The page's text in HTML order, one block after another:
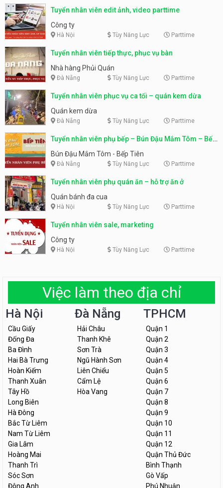
Tuyển nhân viên edit ảnh, video parttime
Công ty
Hà Nội Tùy Năng Lực Parttime
Tuyển nhân viên tiếp thực, phục vụ bàn
Nhà hàng Phủi Quán
Đà Nẵng Tùy Năng Lực Parttime
Tuyển nhân viên phục vụ ca tối – quán kem dừa
Quán kem dừa
Đà Nẵng Tùy Năng Lực Parttime
Tuyển nhân viên phụ bếp – Bún Đậu Mắm Tôm – Bếp
Tiên
Bún Đậu Mắm Tôm - Bếp Tiên
Đà Nẵng Tùy Năng Lực Parttime
Tuyển nhân viên phụ quán ăn – hỗ trợ ăn ở
Quán bánh đa cua
Hà Nội Tùy Năng Lực Parttime
Tuyển nhân viên sale, marketing
Công ty
Hà Nội Tùy Năng Lực Parttime
Việc làm theo địa chỉ
Hà Nội
Cầu Giấy
Đống Đa
Ba Đình
Hai Bà Trưng
Hoàn Kiếm
Thanh Xuân
Tây Hồ
Long Biên
Hà Đông
Bắc Từ Liêm
Nam Từ Liêm
Gia Lâm
Hoàng Mai
Thanh Trì
Sóc Sơn
Đông Anh
Đà Nẵng
Hải Châu
Thanh Khê
Sơn Trà
Ngũ Hành Sơn
Liên Chiểu
Cẩm Lệ
Hòa Vang
TPHCM
Quận 1
Quận 2
Quận 3
Quận 4
Quận 5
Quận 6
Quận 7
Quận 8
Quận 9
Quận 10
Quận 11
Quận 12
Quận Thủ Đức
Bình Thạnh
Gò Vấp
Phú Nhuận